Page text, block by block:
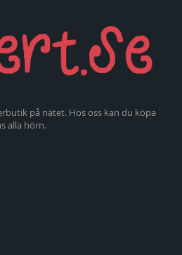
på nätet. Hos oss kan du köpa
alla hörn.